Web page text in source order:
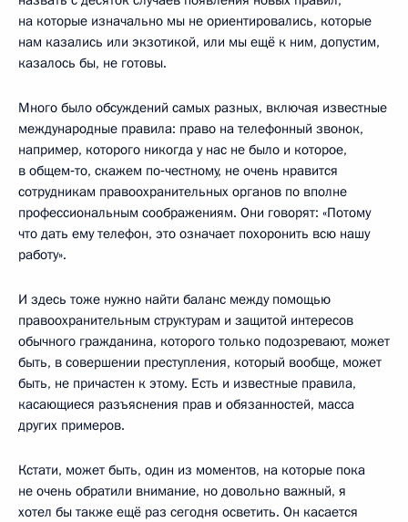
на которые изначально мы не ориентировались, которые
нам казались или экзотикой, или мы ещё к ним, допустим,
казалось бы, не готовы.
Много было обсуждений самых разных, включая известные
международные правила: право на телефонный звонок,
например, которого никогда у нас не было и которое,
в общем‑то, скажем по‑честному, не очень нравится
сотрудникам правоохранительных органов по вполне
профессиональным соображениям. Они говорят: «Потому
что дать ему телефон, это означает похоронить всю нашу
работу».
И здесь тоже нужно найти баланс между помощью
правоохранительным структурам и защитой интересов
обычного гражданина, которого только подозревают, может
быть, в совершении преступления, который вообще, может
быть, не причастен к этому. Есть и известные правила,
касающиеся разъяснения прав и обязанностей, масса
других примеров.
Кстати, может быть, один из моментов, на которые пока
не очень обратили внимание, но довольно важный, я
хотел бы также ещё раз сегодня осветить. Он касается